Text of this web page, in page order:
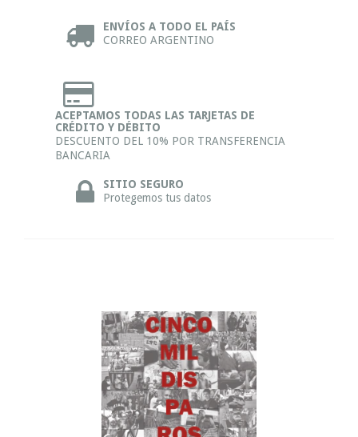
ENVÍOS A TODO EL PAÍS
CORREO ARGENTINO
ACEPTAMOS TODAS LAS TARJETAS DE
CRÉDITO Y DÉBITO
DESCUENTO DEL 10% POR TRANSFERENCIA
BANCARIA
SITIO SEGURO
Protegemos tus datos